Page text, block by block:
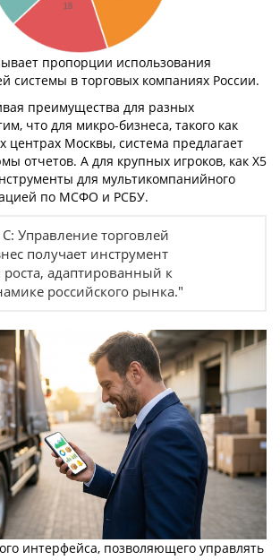
пропорции использования
системы в торговых компаниях России.
преимущества для разных
что для микро-бизнеса, такого как
центрах Москвы, система предлагает
отчетов. А для крупных игроков, как X5
для мультикомпанийного
по МСФО и РСБУ.
Управление торговлей
получает инструмент
роста, адаптированный к
российского рынка."
интерфейса, позволяющего управлять